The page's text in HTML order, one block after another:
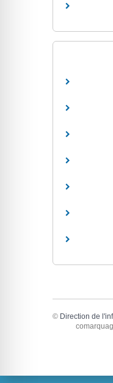
© Direction de